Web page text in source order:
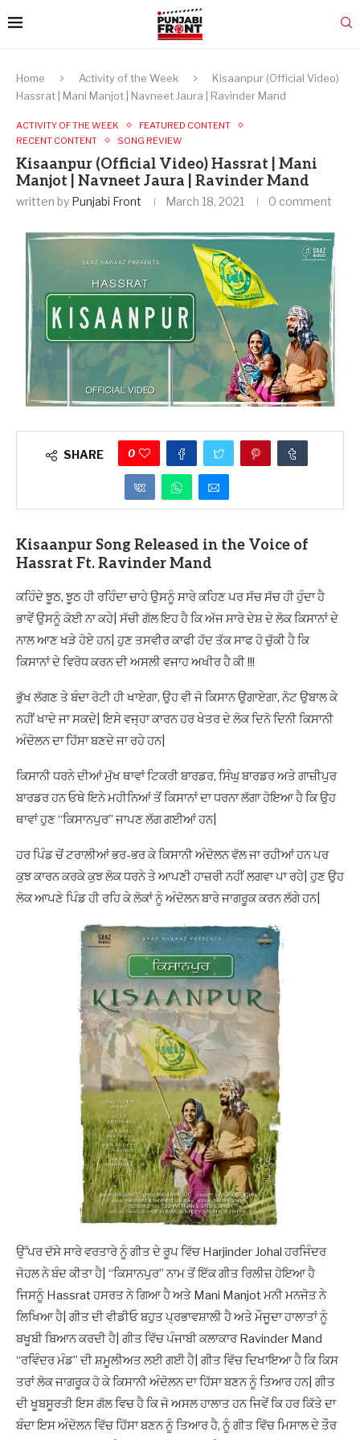
Home Activity of the Week
Kisaanpur (Official Video)
Hassrat | Mani Manjot | Navneet Jaura | Ravinder Mand
ACTIVITY OF THE WEEK
FEATURED CONTENT
RECENT CONTENT
SONG REVIEW
Kisaanpur (Official Video) Hassrat | Mani
Manjot | Navneet Jaura | Ravinder Mand
written by Punjabi Front March 18, 2021 0 comment
SHARE 0
Kisaanpur Song Released in the Voice of
Hassrat Ft. Ravinder Mand
ਕਹਿੰਦੇ ਝੂਠ, ਝੂਠ ਹੀ ਰਹਿੰਦਾ ਚਾਹੇ ਉਸਨੂੰ ਸਾਰੇ ਕਹਿਣ ਪਰ ਸੱਚ ਸੱਚ ਹੀ ਹੁੰਦਾ ਹੈ
ਭਾਵੇਂ ਉਸਨੂੰ ਕੋਈ ਨਾ ਕਹੇ| ਸੱਚੀ ਗੱਲ ਇਹ ਹੈ ਕਿ ਅੱਜ ਸਾਰੇ ਦੇਸ਼ ਦੇ ਲੋਕ ਕਿਸਾਨਾਂ ਦੇ
ਨਾਲ ਆਣ ਖੜੇ ਹੋਏ ਹਨ| ਹੁਣ ਤਸਵੀਰ ਕਾਫੀ ਹੱਦ ਤੱਕ ਸਾਫ ਹੋ ਚੁੱਕੀ ਹੈ ਕਿ
ਕਿਸਾਨਾਂ ਦੇ ਵਿਰੋਧ ਕਰਨ ਦੀ ਅਸਲੀ ਵਜਾਹ ਅਖੀਰ ਹੈ ਕੀ !!!
ਭੁੱਖ ਲੱਗਣ ਤੇ ਬੰਦਾ ਰੋਟੀ ਹੀ ਖਾਏਗਾ, ਉਹ ਵੀ ਜੋ ਕਿਸਾਨ ਉਗਾਏਗਾ, ਨੋਟ ਉਬਾਲ ਕੇ
ਨਹੀਂ ਖਾਦੇ ਜਾ ਸਕਦੇ| ਇਸੇ ਵਜ੍ਹਾ ਕਾਰਨ ਹਰ ਖੇਤਰ ਦੇ ਲੋਕ ਦਿਨੋ ਦਿਨੀ ਕਿਸਾਨੀ
ਅੰਦੋਲਨ ਦਾ ਹਿੱਸਾ ਬਣਦੇ ਜਾ ਰਹੇ ਹਨ|
ਕਿਸਾਨੀ ਧਰਨੇ ਦੀਆਂ ਮੁੱਖ ਥਾਵਾਂ ਟਿਕਰੀ ਬਾਰਡਰ, ਸਿੰਘੁ ਬਾਰਡਰ ਅਤੇ ਗਾਜ਼ੀਪੁਰ
ਬਾਰਡਰ ਹਨ ਓਥੇ ਇਨੇ ਮਹੀਨਿਆਂ ਤੋਂ ਕਿਸਾਨਾਂ ਦਾ ਧਰਨਾ ਲੱਗਾ ਹੋਇਆ ਹੈ ਕਿ ਉਹ
ਥਾਵਾਂ ਹੁਣ “ਕਿਸਾਨਪੁਰ” ਜਾਪਣ ਲੱਗ ਗਈਆਂ ਹਨ|
ਹਰ ਪਿੰਡ ਚੋਂ ਟਰਾਲੀਆਂ ਭਰ-ਭਰ ਕੇ ਕਿਸਾਨੀ ਅੰਦੋਲਨ ਵੱਲ ਜਾ ਰਹੀਆਂ ਹਨ ਪਰ
ਕੁਝ ਕਾਰਨ ਕਰਕੇ ਕੁਝ ਲੋਕ ਧਰਨੇ ਤੇ ਆਪਣੀ ਹਾਜ਼ਰੀ ਨਹੀਂ ਲਗਵਾ ਪਾ ਰਹੇ| ਹੁਣ ਉਹ
ਲੋਕ ਆਪਣੇ ਪਿੰਡ ਹੀ ਰਹਿ ਕੇ ਲੋਕਾਂ ਨੂੰ ਅੰਦੋਲਨ ਬਾਰੇ ਜਾਗਰੂਕ ਕਰਨ ਲੱਗੇ ਹਨ|
ਉੱਪਰ ਦੱਸੇ ਸਾਰੇ ਵਰਤਾਰੇ ਨੂੰ ਗੀਤ ਦੇ ਰੂਪ ਵਿੱਚ Harjinder Johal ਹਰਜਿੰਦਰ
ਜੋਹਲ ਨੇ ਬੰਦ ਕੀਤਾ ਹੈ| “ਕਿਸਾਨਪੁਰ” ਨਾਮ ਤੋਂ ਇੱਕ ਗੀਤ ਰਿਲੀਜ਼ ਹੋਇਆ ਹੈ
ਜਿਸਨੂੰ Hassrat ਹਸਰਤ ਨੇ ਗਿਆ ਹੈ ਅਤੇ Mani Manjot ਮਨੀ ਮਨਜੋਤ ਨੇ
ਲਿਖਿਆ ਹੈ| ਗੀਤ ਦੀ ਵੀਡੀਓ ਬਹੁਤ ਪ੍ਰਭਾਵਸ਼ਾਲੀ ਹੈ ਅਤੇ ਮੌਜੂਦਾ ਹਾਲਾਤਾਂ ਨੂੰ
ਬਖੂਬੀ ਬਿਆਨ ਕਰਦੀ ਹੈ| ਗੀਤ ਵਿੱਚ ਪੰਜਾਬੀ ਕਲਾਕਾਰ Ravinder Mand
“ਰਵਿੰਦਰ ਮੰਡ” ਦੀ ਸ਼ਮੂਲੀਅਤ ਲਈ ਗਈ ਹੈ| ਗੀਤ ਵਿੱਚ ਦਿਖਾਇਆ ਹੈ ਕਿ ਕਿਸ
ਤਰਾਂ ਲੋਕ ਜਾਗਰੂਕ ਹੋ ਕੇ ਕਿਸਾਨੀ ਅੰਦੋਲਨ ਦਾ ਹਿੱਸਾ ਬਣਨ ਨੂੰ ਤਿਆਰ ਹਨ| ਗੀਤ
ਦੀ ਖੂਬਸੂਰਤੀ ਇਸ ਗੱਲ ਵਿਚ ਹੈ ਕਿ ਜੋ ਅਸਲ ਹਾਲਾਤ ਹਨ ਜਿਵੇਂ ਕਿ ਹਰ ਕਿੱਤੇ ਦਾ
ਬੰਦਾ ਇਸ ਅੰਦੋਲਨ ਵਿੱਚ ਹਿੱਸਾ ਬਣਨ ਨੂੰ ਤਿਆਰ ਹੈ, ਨੂੰ ਗੀਤ ਵਿੱਚ ਮਿਸਾਲ ਦੇ ਤੌਰ